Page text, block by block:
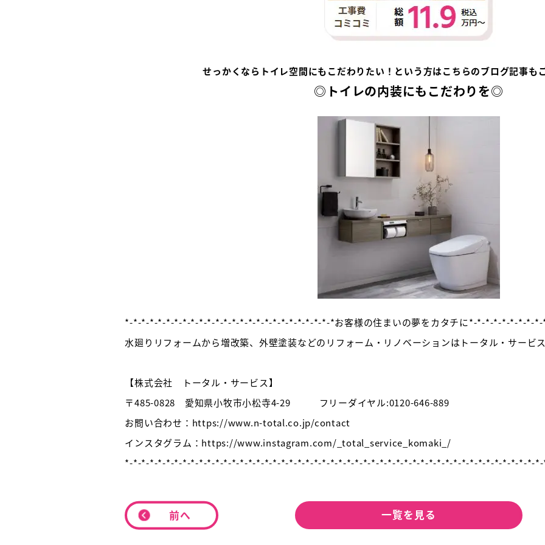
せっかくならトイレ空間にもこだわりたい！という方はこちらのブログ記事も
◎トイレの内装にもこだわりを◎
*-*-*-*-*-*-*-*-*-*-*-*-*-*-*-*-*-*-*-*-*-*-*-*-*-*お客様の住まいの夢をカタチに*-*-*-*-*-*-*-*-
水廻りリフォームから増改築、外壁塗装などのリフォーム・リノベーションはトータル・サービ
【株式会社 トータル・サービス】
〒485-0828 愛知県小牧市小松寺4-29 フリーダイヤル:0120-646-889
お問い合わせ：https://www.n-total.co.jp/contact
インスタグラム：https://www.instagram.com/_total_service_komaki_/
*-*-*-*-*-*-*-*-*-*-*-*-*-*-*-*-*-*-*-*-*-*-*-*-*-*-*-*-*-*-*-*-*-*-*-*-*-*-*-*-*-*-*-*-*-*-*-*-*-*-
前へ 一覧を見る